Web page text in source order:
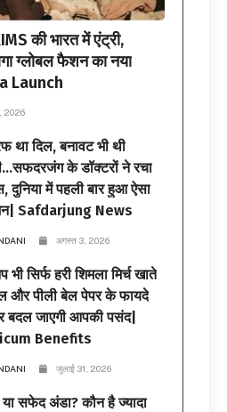
की भारत में एंट्री,
ग्लोबल फैशन का नया
Launch
2026
था दिल, बनावट भी थी
के डॉक्टरों ने रचा
दुनिया में पहली बार हुआ ऐसा
Safdarjung News
अगस्त 3, 2026
भी सिर्फ हरी शिमला मिर्च खाते
और पीली बेल पेपर के फायदे
बदल जाएगी आपकी पसंद|
Benefits
जुलाई 31, 2026
या सफेद अंडा? कौन है ज्यादा